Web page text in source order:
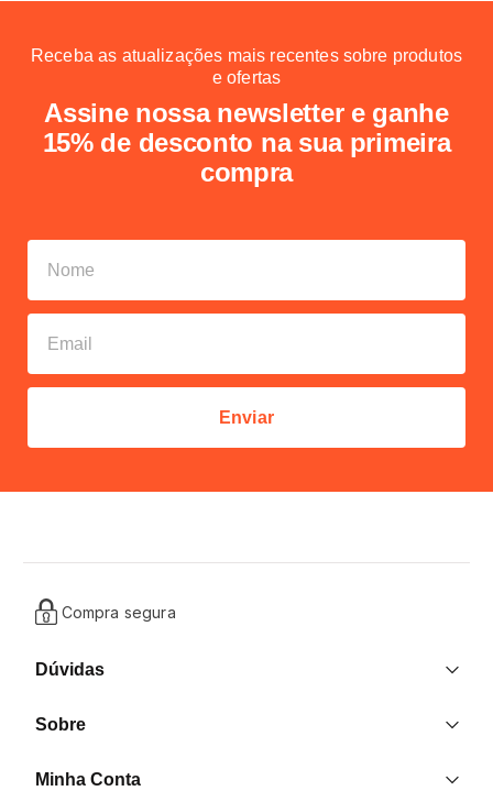
Receba as atualizações mais recentes sobre produtos
e ofertas
Assine nossa newsletter e ganhe
15% de desconto na sua primeira
compra
Enviar
Compra segura
Dúvidas
Contato
Sobre
Minha Conta